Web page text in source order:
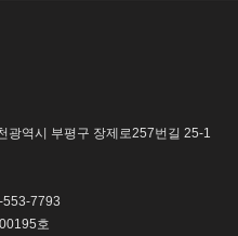
광역시 부평구 장제로257번길 25-1
553-7793
호